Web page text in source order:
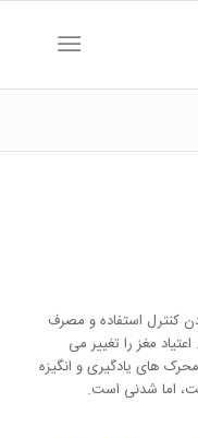
کنترل استفاده و مصرف
مغز را تغییر می
های یادگیری و انگیزه
اما شدنی است.